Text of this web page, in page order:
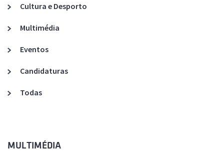
Cultura e Desporto
Multimédia
Eventos
Candidaturas
Todas
MULTIMÉDIA